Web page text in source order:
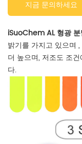
지금 문의하세요
iSuoChem AL 형광
밝기를 가지고 있으며
더 높으며, 저조도 조
다.